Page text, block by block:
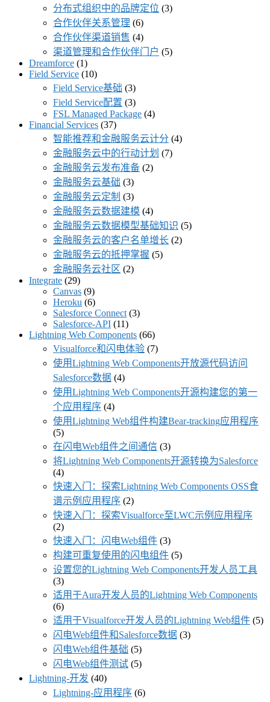
分布式组织中的品牌定位 (3)
合作伙伴关系管理 (6)
合作伙伴渠道销售 (4)
渠道管理和合作伙伴门户 (5)
Dreamforce (1)
Field Service (10)
Field Service基础 (3)
Field Service配置 (3)
FSL Managed Package (4)
Financial Services (37)
智能推荐和金融服务云计分 (4)
金融服务云中的行动计划 (7)
金融服务云发布准备 (2)
金融服务云基础 (3)
金融服务云定制 (3)
金融服务云数据建模 (4)
金融服务云数据模型基础知识 (5)
金融服务云的客户名单增长 (2)
金融服务云的抵押掌握 (5)
金融服务云社区 (2)
Integrate (29)
Canvas (9)
Heroku (6)
Salesforce Connect (3)
Salesforce-API (11)
Lightning Web Components (66)
Visualforce和闪电体验 (7)
使用Lightning Web Components开放源代码访问
Salesforce数据 (4)
使用Lightning Web Components开源构建您的第一
个应用程序 (4)
使用Lightning Web组件构建Bear-tracking应用程序
(5)
在闪电Web组件之间通信 (3)
将Lightning Web Components开源转换为Salesforce
(4)
快速入门：探索Lightning Web Components OSS食
谱示例应用程序 (2)
快速入门：探索Visualforce至LWC示例应用程序
(2)
快速入门：闪电Web组件 (3)
构建可重复使用的闪电组件 (5)
设置您的Lightning Web Components开发人员工具
(3)
适用于Aura开发人员的Lightning Web Components
(6)
适用于Visualforce开发人员的Lightning Web组件 (5)
闪电Web组件和Salesforce数据 (3)
闪电Web组件基础 (5)
闪电Web组件测试 (5)
Lightning-开发 (40)
Lightning-应用程序 (6)